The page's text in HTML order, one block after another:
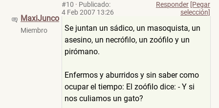
MaxiJunco
Miembro
#10 · Publicado:
4 Feb 2007 13:26
Responder [Pegar
selección]
Se juntan un sádico, un masoquista, un
asesino, un necrófilo, un zoófilo y un
pirómano.
Enfermos y aburridos y sin saber como
ocupar el tiempo: El zoófilo dice: - Y si
nos culiamos un gato?